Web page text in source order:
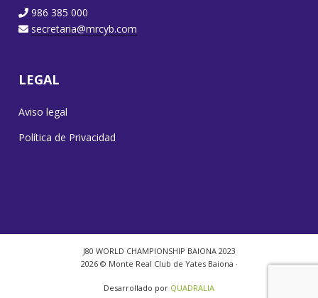
986 385 000
secretaria@mrcyb.com
LEGAL
Aviso legal
Política de Privacidad
J80 WORLD CHAMPIONSHIP BAIONA 2023
2026 © Monte Real Club de Yates Baiona ·
Desarrollado por QUADRALIA